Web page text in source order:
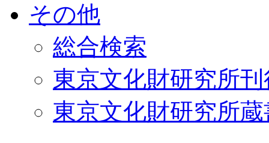
その他
総合検索
東京文化財研究所
東京文化財研究所